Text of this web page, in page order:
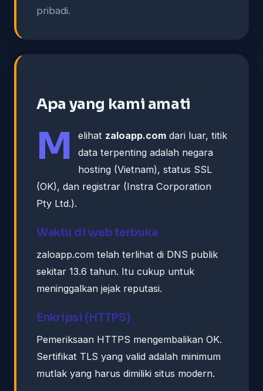
pribadi.
Apa yang kami amati
M elihat zaloapp.com dari luar, titik
data terpenting adalah negara
hosting (Vietnam), status SSL
(OK), dan registrar (Instra Corporation
Pty Ltd.).
Waktu di web terbuka
zaloapp.com telah terlihat di DNS publik
sekitar 13.6 tahun. Itu cukup untuk
meninggalkan jejak reputasi.
Enkripsi (HTTPS)
Pemeriksaan HTTPS mengembalikan OK.
Sertifikat TLS yang valid adalah minimum
mutlak yang harus dimiliki situs modern.